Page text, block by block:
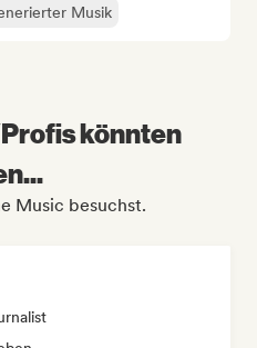
Musik
könnten
Music besuchst.